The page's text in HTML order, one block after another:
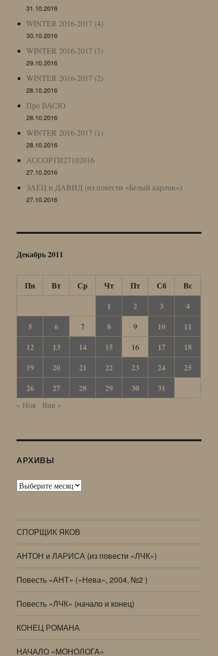
31.10.2016
WINTER 2016-2017 (4)
30.10.2016
WINTER 2016-2017 (3)
29.10.2016
WINTER 2016-2017 (2)
28.10.2016
Про ВАСЮ
28.10.2016
WINTER 2016-2017 (1)
28.10.2016
АССОРТИ27102016
27.10.2016
ЗАЕЦ и ДАВИД (из повести «Белый карлик»)
27.10.2016
Декабрь 2011
Пн Вт Ср Чт Пт Сб
Вс
1
2 3
4
5
6 7 8 9 10
11
12
13 14 15 16 17
18
19
20 21 22 23 24
25
26
27 28 29 30 31
« Ноя Янв »
АРХИВЫ
Архивы
СПОРЩИК ЯКОВ
АНТОН и ЛАРИСА (из повести «ЛЧК»)
Повесть «АНТ» («Нева», 2004, №2 )
Повесть «ЛЧК» (начало и конец)
КОНЕЦ РОМАНА
НАЧАЛО «МОНОЛОГА»